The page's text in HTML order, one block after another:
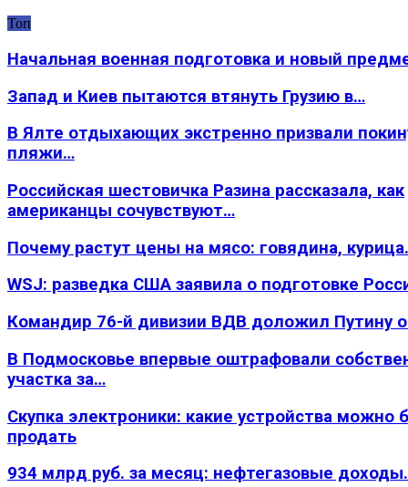
Топ
Начальная военная подготовка и новый
Запад и Киев пытаются втянуть Грузию в…
В Ялте отдыхающих экстренно призвали
пляжи…
Российская шестовичка Разина рассказала, как
американцы сочувствуют…
Почему растут цены на мясо: говядина,
WSJ: разведка США заявила о подготовке
Командир 76-й дивизии ВДВ доложил Путину
В Подмосковье впервые оштрафовали
участка за…
Скупка электроники: какие устройства можно
продать
934 млрд руб. за месяц: нефтегазовые